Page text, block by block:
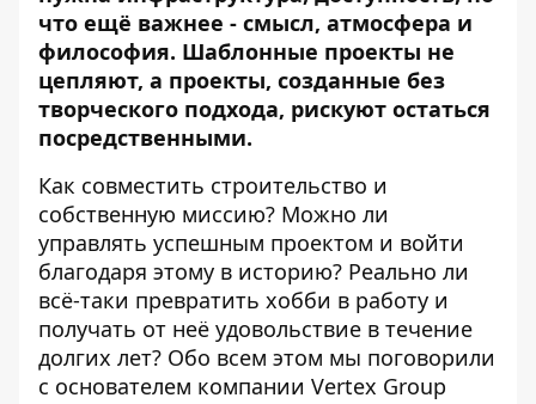
что ещё важнее - смысл, атмосфера и
философия. Шаблонные проекты не
цепляют, а проекты, созданные без
творческого подхода, рискуют остаться
посредственными.
Как совместить строительство и
собственную миссию? Можно ли
управлять успешным проектом и войти
благодаря этому в историю? Реально ли
всё-таки превратить хобби в работу и
получать от неё удовольствие в течение
долгих лет? Обо всем этом мы поговорили
с основателем компании Vertex Group